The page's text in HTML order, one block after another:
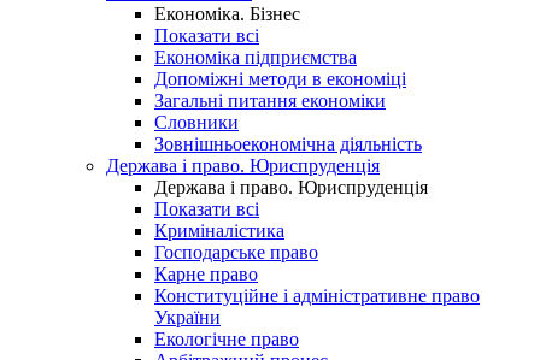
Економіка. Бізнес
Показати всі
Економіка підприємства
Допоміжні методи в економіці
Загальні питання економіки
Словники
Зовнішньоекономічна діяльність
Держава і право. Юриспруденція
Держава і право. Юриспруденція
Показати всі
Криміналістика
Господарське право
Карне право
Конституційне і адміністративне право
України
Екологічне право